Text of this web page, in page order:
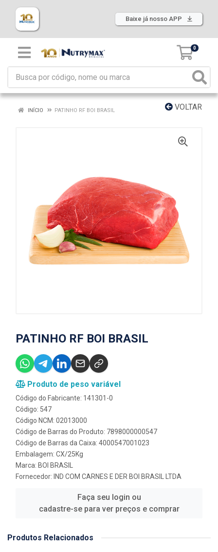
Baixe já nosso APP
0
VOLTAR
INÍCIO PATINHO RF BOI BRASIL
PATINHO RF BOI BRASIL
Produto de peso variável
Código do Fabricante: 141301-0
Código: 547
Código NCM: 02013000
Código de Barras do Produto: 7898000000547
Código de Barras da Caixa: 4000547001023
Embalagem: CX/25Kg
Marca: BOI BRASIL
Fornecedor: IND COM CARNES E DER BOI BRASIL LTDA
Faça seu login ou
cadastre-se para ver preços e comprar
Produtos Relacionados